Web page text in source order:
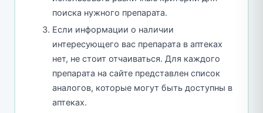
поиска нужного препарата.
Если информации о наличии
интересующего вас препарата в аптеках
нет, не стоит отчаиваться. Для каждого
препарата на сайте представлен список
аналогов, которые могут быть доступны в
аптеках.